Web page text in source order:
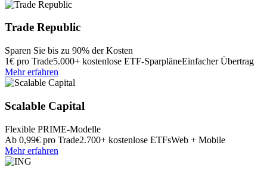
Trade Republic
Sparen Sie bis zu 90% der Kosten
1€ pro Trade5.000+ kostenlose ETF-SparpläneEinfacher Übertrag
Mehr erfahren
Scalable Capital
Flexible PRIME-Modelle
Ab 0,99€ pro Trade2.700+ kostenlose ETFsWeb + Mobile
Mehr erfahren